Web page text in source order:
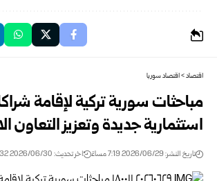
اقتصاد>اقتصاد سوريا
مباحثات سورية تركية لإقامة
استثمارية جديدة وتعزيز التعاون
تاريخ النشر: 2026/06/29 7:19 مساءً اخر تحديث: 2026/06/30 2:32 صباحًا